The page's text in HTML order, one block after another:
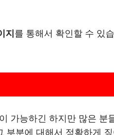
지 를 통해서 확인할 수 있
가능하긴 하지만 많은 분
부분에 대해서 정확하게